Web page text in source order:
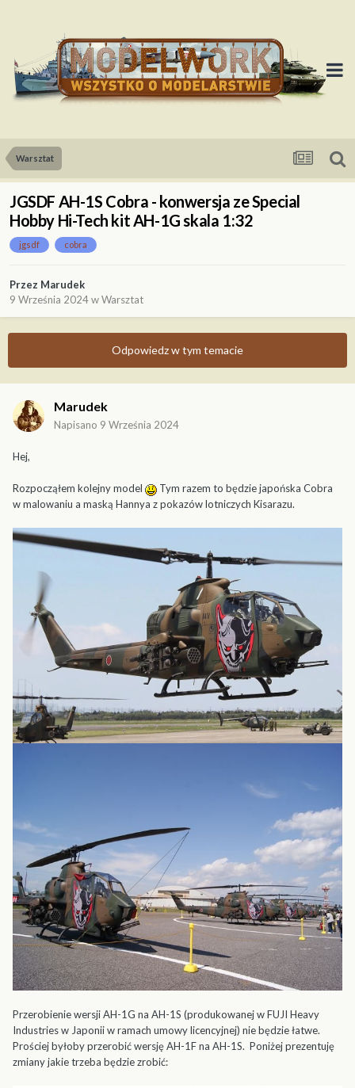
Warsztat
JGSDF AH-1S Cobra - konwersja ze Special
Hobby Hi-Tech kit AH-1G skala 1:32
jgsdf cobra
Przez Marudek
9 Września 2024wWarsztat
Odpowiedz w tym temacie
Marudek
Napisano 9 Września 2024
Hej,
Rozpocząłem kolejny model
Tym razem to będzie japońska Cobra
w malowaniu a maską Hannya z pokazów lotniczych Kisarazu.
Przerobienie wersji AH-1G na AH-1S (produkowanej w FUJI Heavy
Industries w Japonii w ramach umowy licencyjnej) nie będzie łatwe.
Prościej byłoby przerobić wersję AH-1F na AH-1S. Poniżej prezentuję
zmiany jakie trzeba będzie zrobić: